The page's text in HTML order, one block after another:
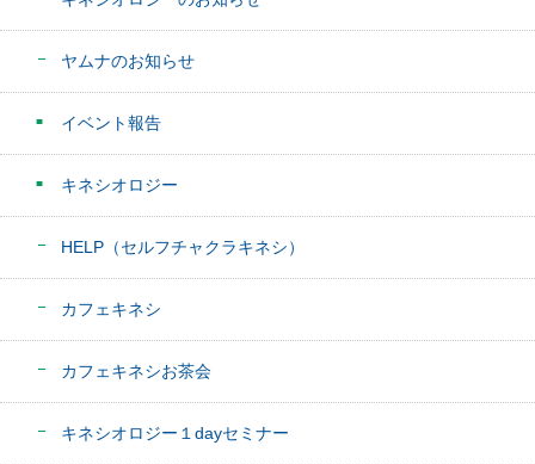
ヤムナのお知らせ
イベント報告
キネシオロジー
HELP（セルフチャクラキネシ）
カフェキネシ
カフェキネシお茶会
キネシオロジー１dayセミナー